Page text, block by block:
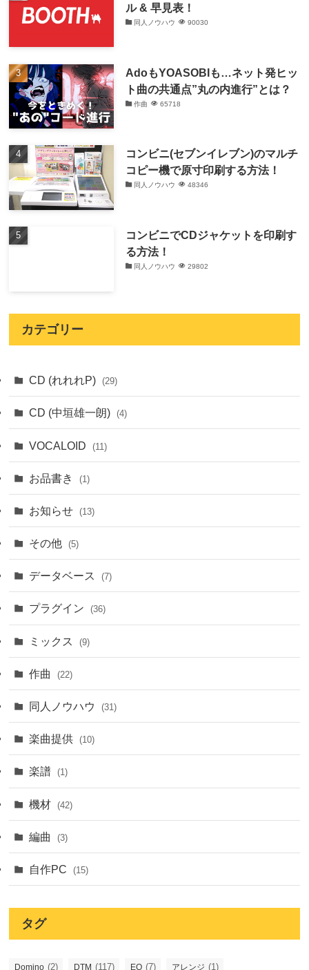
ル & 早見表！
同人ノウハウ 90030
AdoもYOASOBIも…ネット発ヒッ
ト曲の共通点”丸の内進行”とは？
作曲 65718
コンビニ(セブンイレブン)のマルチ
コピー機で原寸印刷する方法！
同人ノウハウ 48346
コンビニでCDジャケットを印刷す
る方法！
同人ノウハウ 29802
カテゴリー
CD (れれれP) (29)
CD (中垣雄一朗) (4)
VOCALOID (11)
お品書き (1)
お知らせ (13)
その他 (5)
データベース (7)
プラグイン (36)
ミックス (9)
作曲 (22)
同人ノウハウ (31)
楽曲提供 (10)
楽譜 (1)
機材 (42)
編曲 (3)
自作PC (15)
タグ
Domino (2) DTM (117) EQ (7) アレンジ (1)